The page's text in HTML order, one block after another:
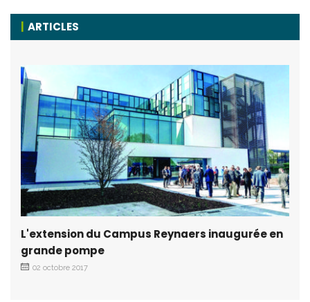
ARTICLES
L'extension du Campus Reynaers inaugurée en
grande pompe
02 octobre 2017